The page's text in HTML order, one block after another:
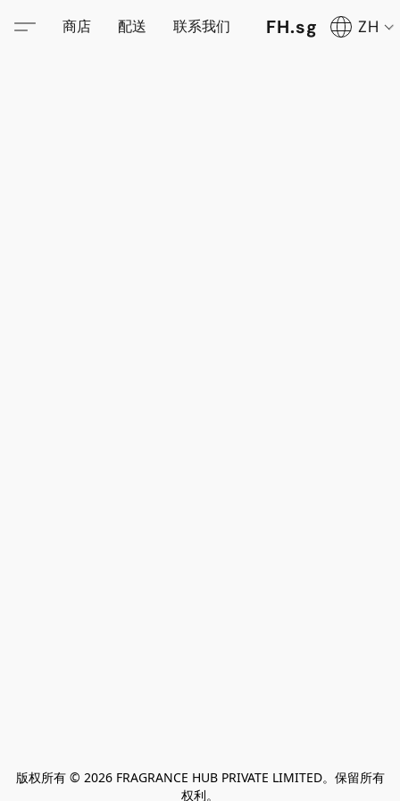
FH.sg
商店 配送 联系我们 ZH
版权所有 © 2026 FRAGRANCE HUB PRIVATE LIMITED。保留所有
权利。